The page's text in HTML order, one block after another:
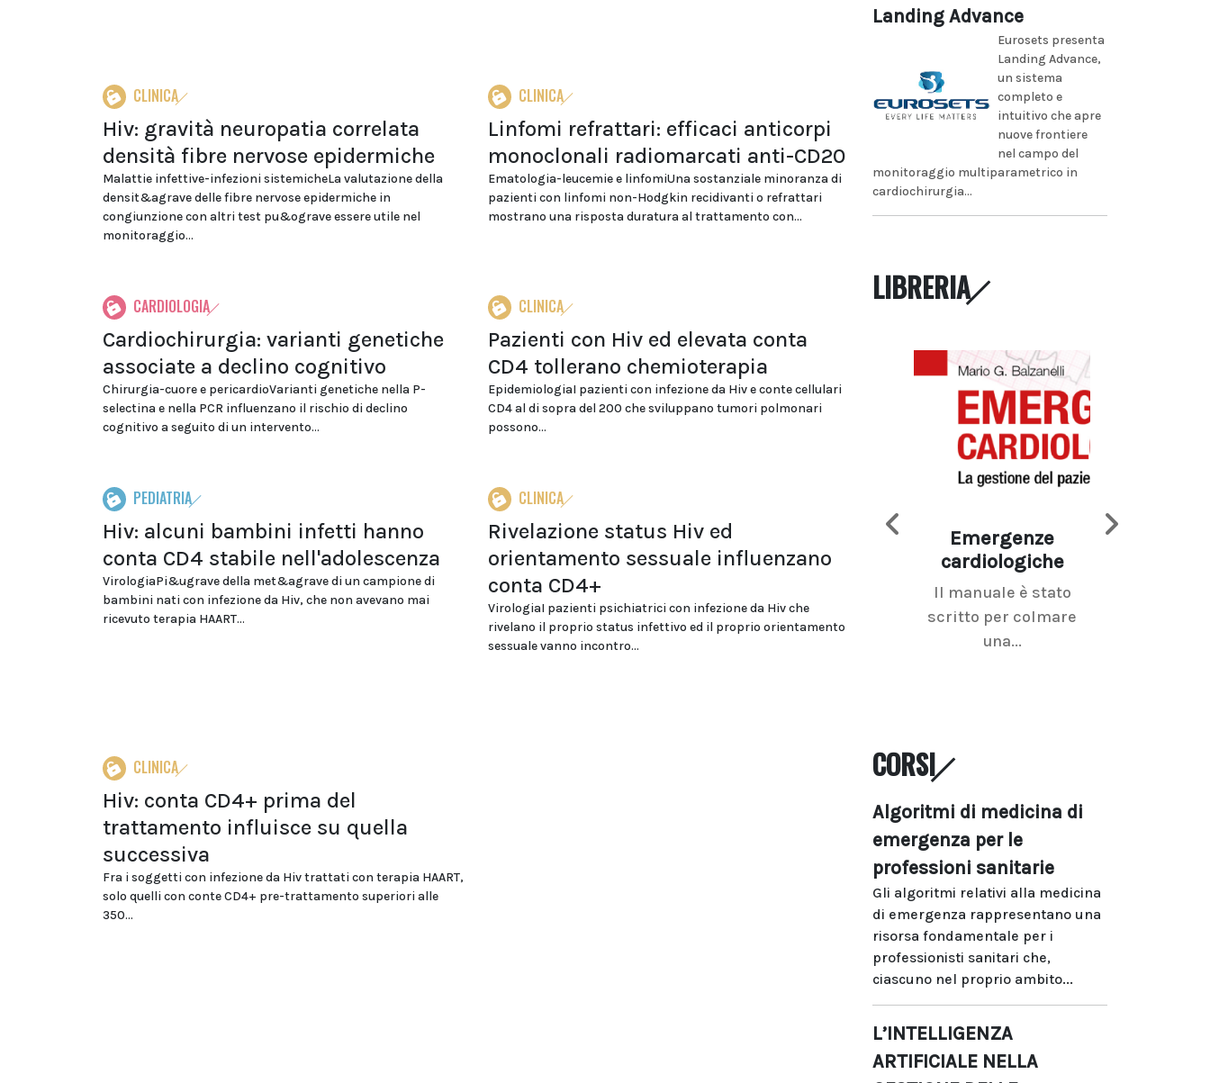
CLINICA
Hiv: gravità neuropatia correlata
densità fibre nervose epidermiche
Malattie infettive-infezioni sistemicheLa valutazione della
densit&agrave delle fibre nervose epidermiche in
congiunzione con altri test pu&ograve essere utile nel
monitoraggio...
CLINICA
Linfomi refrattari: efficaci anticorpi
monoclonali radiomarcati anti-CD20
Ematologia-leucemie e linfomiUna sostanziale minoranza di
pazienti con linfomi non-Hodgkin recidivanti o refrattari
mostrano una risposta duratura al trattamento con...
CARDIOLOGIA
Cardiochirurgia: varianti genetiche
associate a declino cognitivo
Chirurgia-cuore e pericardioVarianti genetiche nella P-
selectina e nella PCR influenzano il rischio di declino
cognitivo a seguito di un intervento...
CLINICA
Pazienti con Hiv ed elevata conta
CD4 tollerano chemioterapia
EpidemiologiaI pazienti con infezione da Hiv e conte cellulari
CD4 al di sopra del 200 che sviluppano tumori polmonari
possono...
PEDIATRIA
Hiv: alcuni bambini infetti hanno
conta CD4 stabile nell'adolescenza
VirologiaPi&ugrave della met&agrave di un campione di
bambini nati con infezione da Hiv, che non avevano mai
ricevuto terapia HAART...
CLINICA
Rivelazione status Hiv ed
orientamento sessuale influenzano
conta CD4+
VirologiaI pazienti psichiatrici con infezione da Hiv che
rivelano il proprio status infettivo ed il proprio orientamento
sessuale vanno incontro...
CLINICA
Hiv: conta CD4+ prima del
trattamento influisce su quella
successiva
Fra i soggetti con infezione da Hiv trattati con terapia HAART,
solo quelli con conte CD4+ pre-trattamento superiori alle
350...
Landing Advance
Eurosets presenta
Landing Advance,
un sistema
completo e
intuitivo che apre
nuove frontiere
nel campo del
monitoraggio multiparametrico in
cardiochirurgia...
LIBRERIA
Emergenze
cardiologiche
Il manuale è stato
scritto per colmare
una...
CORSI
Algoritmi di medicina di
emergenza per le
professioni sanitarie
Gli algoritmi relativi alla medicina
di emergenza rappresentano una
risorsa fondamentale per i
professionisti sanitari che,
ciascuno nel proprio ambito...
L’INTELLIGENZA
ARTIFICIALE NELLA